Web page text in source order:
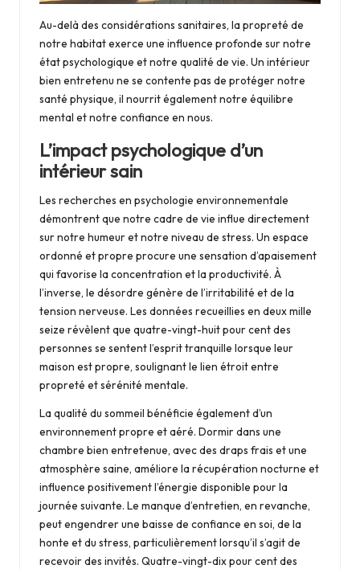
Au-delà des considérations sanitaires, la propreté de
notre habitat exerce une influence profonde sur notre
état psychologique et notre qualité de vie. Un intérieur
bien entretenu ne se contente pas de protéger notre
santé physique, il nourrit également notre équilibre
mental et notre confiance en nous.
L’impact psychologique d’un
intérieur sain
Les recherches en psychologie environnementale
démontrent que notre cadre de vie influe directement
sur notre humeur et notre niveau de stress. Un espace
ordonné et propre procure une sensation d’apaisement
qui favorise la concentration et la productivité. À
l’inverse, le désordre génère de l’irritabilité et de la
tension nerveuse. Les données recueillies en deux mille
seize révèlent que quatre-vingt-huit pour cent des
personnes se sentent l’esprit tranquille lorsque leur
maison est propre, soulignant le lien étroit entre
propreté et sérénité mentale.
La qualité du sommeil bénéficie également d’un
environnement propre et aéré. Dormir dans une
chambre bien entretenue, avec des draps frais et une
atmosphère saine, améliore la récupération nocturne et
influence positivement l’énergie disponible pour la
journée suivante. Le manque d’entretien, en revanche,
peut engendrer une baisse de confiance en soi, de la
honte et du stress, particulièrement lorsqu’il s’agit de
recevoir des invités. Quatre-vingt-dix pour cent des